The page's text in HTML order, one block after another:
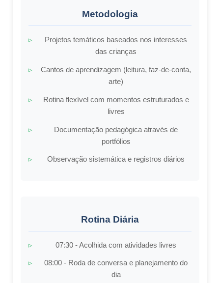
Metodologia
Projetos temáticos baseados nos interesses
das crianças
Cantos de aprendizagem (leitura, faz-de-conta,
arte)
Rotina flexível com momentos estruturados e
livres
Documentação pedagógica através de
portfólios
Observação sistemática e registros diários
Rotina Diária
07:30 - Acolhida com atividades livres
08:00 - Roda de conversa e planejamento do
dia